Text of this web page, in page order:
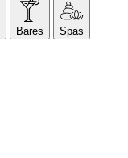
Bares Spas